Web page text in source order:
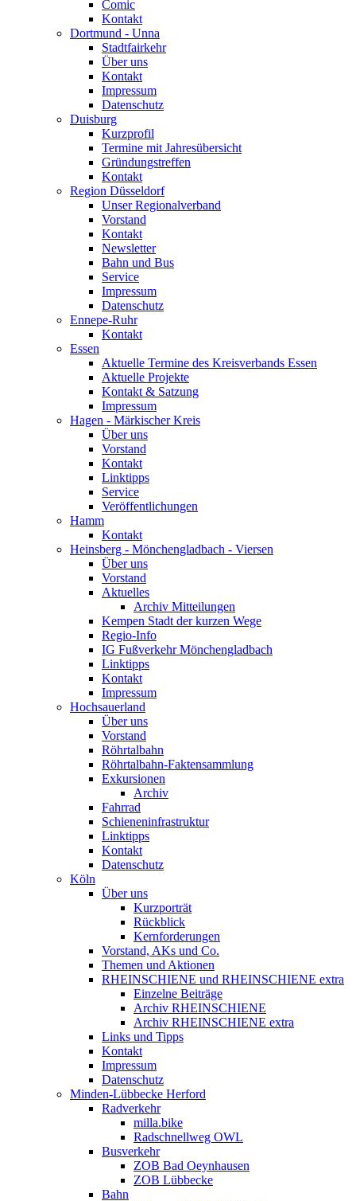
Comic
Kontakt
Dortmund - Unna
Stadtfairkehr
Über uns
Kontakt
Impressum
Datenschutz
Duisburg
Kurzprofil
Termine mit Jahresübersicht
Gründungstreffen
Kontakt
Region Düsseldorf
Unser Regionalverband
Vorstand
Kontakt
Newsletter
Bahn und Bus
Service
Impressum
Datenschutz
Ennepe-Ruhr
Kontakt
Essen
Aktuelle Termine des Kreisverbands Essen
Aktuelle Projekte
Kontakt & Satzung
Impressum
Hagen - Märkischer Kreis
Über uns
Vorstand
Kontakt
Linktipps
Service
Veröffentlichungen
Hamm
Kontakt
Heinsberg - Mönchengladbach - Viersen
Über uns
Vorstand
Aktuelles
Archiv Mitteilungen
Kempen Stadt der kurzen Wege
Regio-Info
IG Fußverkehr Mönchengladbach
Linktipps
Kontakt
Impressum
Hochsauerland
Über uns
Vorstand
Röhrtalbahn
Röhrtalbahn-Faktensammlung
Exkursionen
Archiv
Fahrrad
Schieneninfrastruktur
Linktipps
Kontakt
Datenschutz
Köln
Über uns
Kurzporträt
Rückblick
Kernforderungen
Vorstand, AKs und Co.
Themen und Aktionen
RHEINSCHIENE und RHEINSCHIENE extra
Einzelne Beiträge
Archiv RHEINSCHIENE
Archiv RHEINSCHIENE extra
Links und Tipps
Kontakt
Impressum
Datenschutz
Minden-Lübbecke Herford
Radverkehr
milla.bike
Radschnellweg OWL
Busverkehr
ZOB Bad Oeynhausen
ZOB Lübbecke
Bahn